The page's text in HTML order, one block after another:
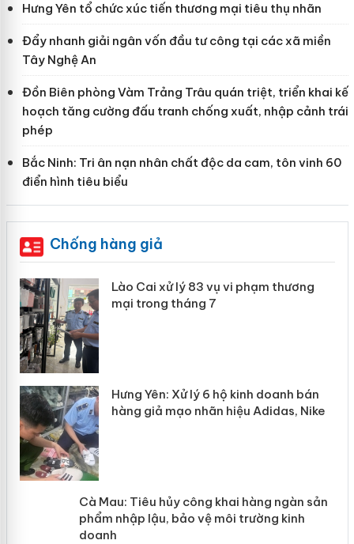
Hưng Yên tổ chức xúc tiến thương mại tiêu thụ nhãn
Đẩy nhanh giải ngân vốn đầu tư công tại các xã miền
Tây Nghệ An
Đồn Biên phòng Vàm Trảng Trâu quán triệt, triển khai kế
hoạch tăng cường đấu tranh chống xuất, nhập cảnh trái
phép
Bắc Ninh: Tri ân nạn nhân chất độc da cam, tôn vinh 60
điển hình tiêu biểu
Chống hàng giả
Lào Cai xử lý 83 vụ vi phạm thương
mại trong tháng 7
Hưng Yên: Xử lý 6 hộ kinh doanh bán
hàng giả mạo nhãn hiệu Adidas, Nike
Cà Mau: Tiêu hủy công khai hàng
ngàn sản phẩm nhập lậu, bảo vệ môi
trường kinh doanh